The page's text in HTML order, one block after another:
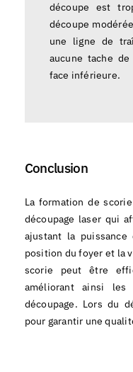
découpe est
découpe
une ligne de
aucune tache
face inférieure.
Conclusion
La formation de
découpage laser qui
ajustant la
position du foyer et la
scorie peut être
améliorant ainsi les
découpage. Lors du
pour garantir une